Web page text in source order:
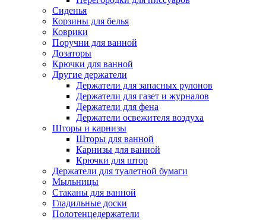
Сиденья
Корзины для белья
Коврики
Поручни для ванной
Дозаторы
Крючки для ванной
Другие держатели
Держатели для запасных рулонов
Держатели для газет и журналов
Держатели для фена
Держатели освежителя воздуха
Шторы и карнизы
Шторы для ванной
Карнизы для ванной
Крючки для штор
Держатели для туалетной бумаги
Мыльницы
Стаканы для ванной
Гладильные доски
Полотенцедержатели